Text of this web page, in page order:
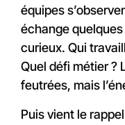
équipes
échange
curieux. Qui
Quel défi métier ?
feutrées, mais
Puis vient le